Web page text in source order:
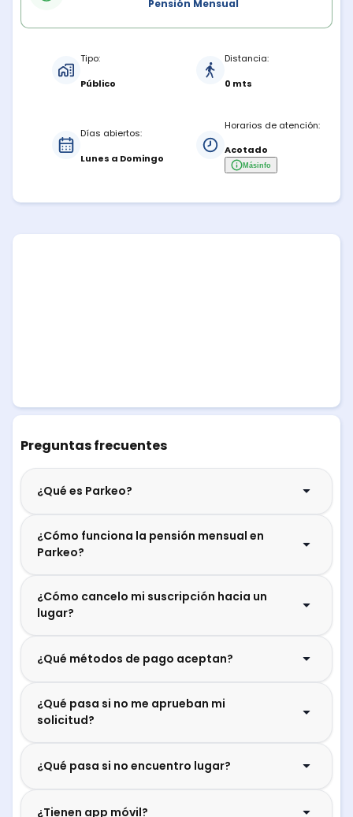
Pensión Mensual
Tipo:
Público
Distancia:
0 mts
Días abiertos:
Lunes a Domingo
Horarios de atención:
Acotado
Másinfo
Preguntas frecuentes
¿Qué es Parkeo?
¿Cómo funciona la pensión mensual en
Parkeo?
¿Cómo cancelo mi suscripción hacia un
lugar?
¿Qué métodos de pago aceptan?
¿Qué pasa si no me aprueban mi
solicitud?
¿Qué pasa si no encuentro lugar?
¿Tienen app móvil?